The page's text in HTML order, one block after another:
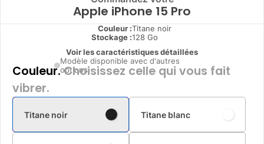
Apple iPhone 15 Pro
Couleur :Titane noir
Stockage :128 Go
Voir les caractéristiques détaillées
Modèle disponible avec d'autres
options
Couleur.Choisissez celle qui vous fait
vibrer.
Titane noir Titane blanc